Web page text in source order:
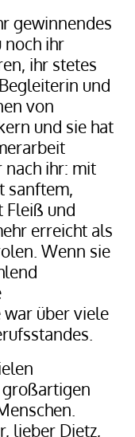
gewinnendes
noch ihr
ihr stetes
und
von
und sie hat
ihr: mit
sanftem,
Fleiß und
erreicht als
Wenn sie
war über viele
lieber Dietz,